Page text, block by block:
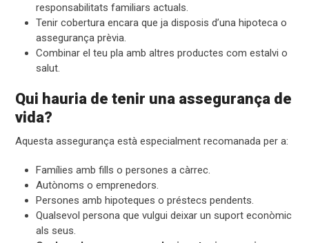
responsabilitats familiars actuals.
Tenir cobertura encara que ja disposis d’una hipoteca o
assegurança prèvia.
Combinar el teu pla amb altres productes com estalvi o
salut.
Qui hauria de tenir una assegurança de
vida?
Aquesta assegurança està especialment recomanada per a:
Famílies amb fills o persones a càrrec.
Autònoms o emprenedors.
Persones amb hipoteques o préstecs pendents.
Qualsevol persona que vulgui deixar un suport econòmic
als seus.